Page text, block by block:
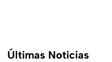
Últimas Noticias